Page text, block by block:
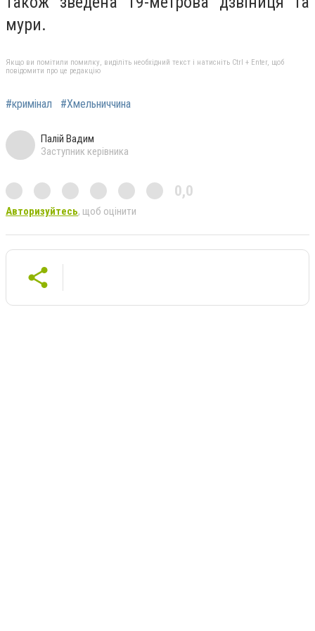
мури.
Якщо ви помітили помилку, виділіть необхідний текст і натисніть Ctrl + Enter, щоб
повідомити про це редакцію
#кримінал #Хмельниччина
Палій Вадим
Заступник керівника
0,0
Авторизуйтесь, щоб оцінити